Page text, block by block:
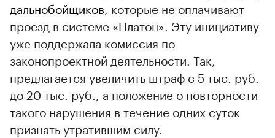
дальнобойщиков , которые не оплачивают
проезд в системе «Платон». Эту инициативу
уже поддержала комиссия по
законопроектной деятельности. Так,
предлагается увеличить штраф с 5 тыс. руб.
до 20 тыс. руб., а положение о повторности
такого нарушения в течение одних суток
признать утратившим силу.